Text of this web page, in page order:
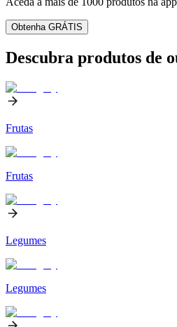
Obtenha GRÁTIS
Descubra produtos de
Frutas
Frutas
Legumes
Legumes